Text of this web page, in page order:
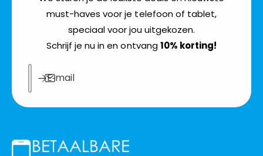
must-haves voor je telefoon of tablet,
speciaal voor jou uitgekozen.
Schrijf je nu in en ontvang10% korting!
E‑mail